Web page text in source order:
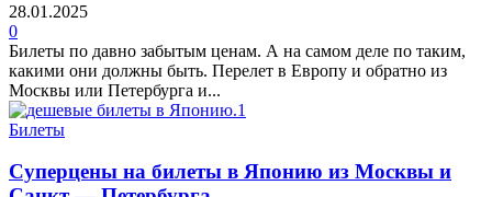
28.01.2025
0
Билеты по давно забытым ценам. А на самом деле по таким,
какими они должны быть. Перелет в Европу и обратно из
Москвы или Петербурга и...
Билеты
Суперцены на билеты в Японию из Москвы и